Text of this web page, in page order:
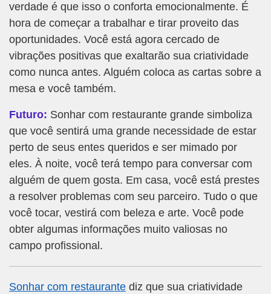
verdade é que isso o conforta emocionalmente. É
hora de começar a trabalhar e tirar proveito das
oportunidades. Você está agora cercado de
vibrações positivas que exaltarão sua criatividade
como nunca antes. Alguém coloca as cartas sobre a
mesa e você também.
Futuro: Sonhar com restaurante grande simboliza
que você sentirá uma grande necessidade de estar
perto de seus entes queridos e ser mimado por
eles. À noite, você terá tempo para conversar com
alguém de quem gosta. Em casa, você está prestes
a resolver problemas com seu parceiro. Tudo o que
você tocar, vestirá com beleza e arte. Você pode
obter algumas informações muito valiosas no
campo profissional.
Sonhar com restaurante diz que sua criatividade